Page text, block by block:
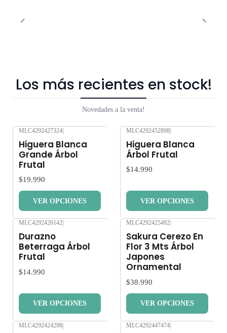
Los más recientes en stock!
Novedades a la venta!
MLC4292427324|
Higuera Blanca
Grande Árbol
Frutal
$19.990
VER OPCIONES
MLC4292452898|
Higuera Blanca
Árbol Frutal
$14.990
VER OPCIONES
MLC4292426142
Durazno
Beterraga Árbol
Frutal
$14.990
VER OPCIONES
MLC4292425492
Sakura Cerezo En
Flor 3 Mts Árbol
Japones
Ornamental
$38.990
VER OPCIONES
MLC4292424298| MLC4292447474|